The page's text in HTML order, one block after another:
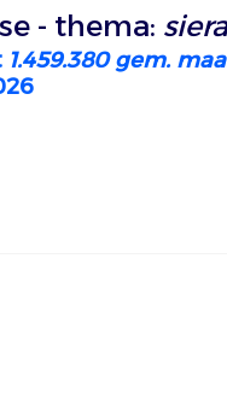
- thema:
1.459.380 gem.